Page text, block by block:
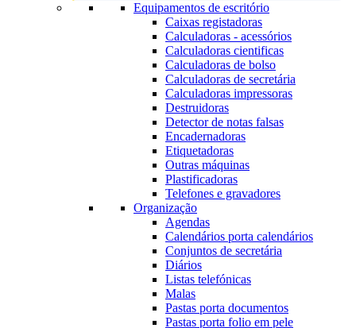
Equipamentos de escritório
Caixas registadoras
Calculadoras - acessórios
Calculadoras cientificas
Calculadoras de bolso
Calculadoras de secretária
Calculadoras impressoras
Destruidoras
Detector de notas falsas
Encadernadoras
Etiquetadoras
Outras máquinas
Plastificadoras
Telefones e gravadores
Organização
Agendas
Calendários porta calendários
Conjuntos de secretária
Diários
Listas telefónicas
Malas
Pastas porta documentos
Pastas porta folio em pele